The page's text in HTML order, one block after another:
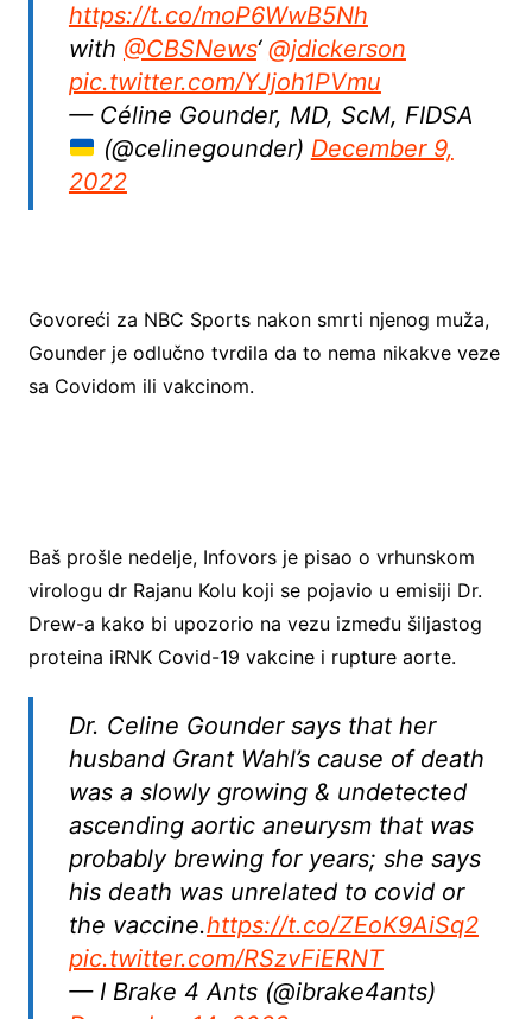
https://t.co/moP6WwB5Nh
with @CBSNews‘ @jdickerson
pic.twitter.com/YJjoh1PVmu
— Céline Gounder, MD, ScM, FIDSA
(@celinegounder) December 9,
2022
Govoreći za NBC Sports nakon smrti njenog muža,
Gounder je odlučno tvrdila da to nema nikakve veze
sa Covidom ili vakcinom.
Baš prošle nedelje, Infovors je pisao o vrhunskom
virologu dr Rajanu Kolu koji se pojavio u emisiji Dr.
Drew-a kako bi upozorio na vezu između šiljastog
proteina iRNK Covid-19 vakcine i rupture aorte.
Dr. Celine Gounder says that her
husband Grant Wahl’s cause of death
was a slowly growing & undetected
ascending aortic aneurysm that was
probably brewing for years; she says
his death was unrelated to covid or
the vaccine.https://t.co/ZEoK9AiSq2
pic.twitter.com/RSzvFiERNT
— I Brake 4 Ants (@ibrake4ants)